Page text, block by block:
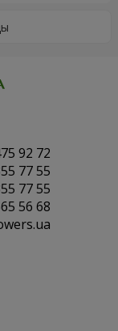
92 72
77 55
77 55
56 68